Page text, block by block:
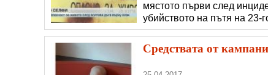
мястото първи след
убийството на пътя на
следобед в района на
от локомотивите, навярно
Средствата от